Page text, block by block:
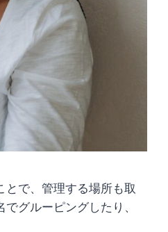
で、管理する場所も取
グルーピングしたり、